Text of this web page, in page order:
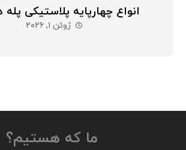
انواع چهارپایه پلاستیکی پله
ژوئن ۱, ۲۰۲۶
ما که هستیم؟